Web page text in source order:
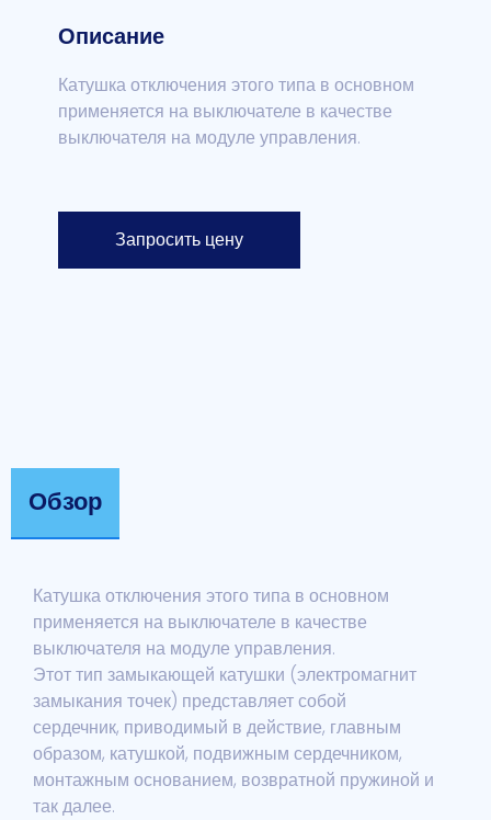
Описание
Катушка отключения этого типа в основном
применяется на выключателе в качестве
выключателя на модуле управления.
Запросить цену
Обзор
Катушка отключения этого типа в основном
применяется на выключателе в качестве
выключателя на модуле управления.
Этот тип замыкающей катушки (электромагнит
замыкания точек) представляет собой
сердечник, приводимый в действие, главным
образом, катушкой, подвижным сердечником,
монтажным основанием, возвратной пружиной и
так далее.